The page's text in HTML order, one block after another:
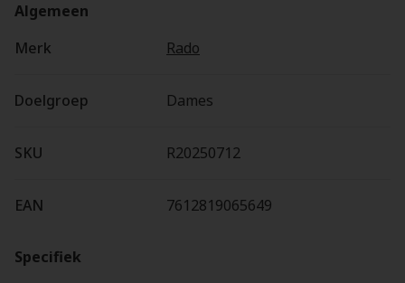
Algemeen
Merk
Rado
Doelgroep Dames
SKU R20250712
EAN 7612819065649
Specifiek